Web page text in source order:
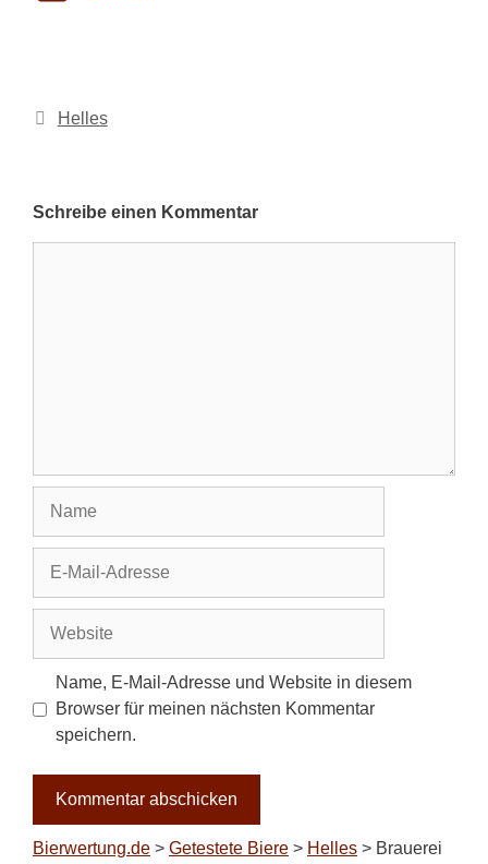
Kategorien
Helles
Schreibe einen Kommentar
Adresse
Name, E-Mail-Adresse und Website in diesem
Browser für meinen nächsten Kommentar
speichern.
Bierwertung.de > Getestete Biere > Helles > Brauerei